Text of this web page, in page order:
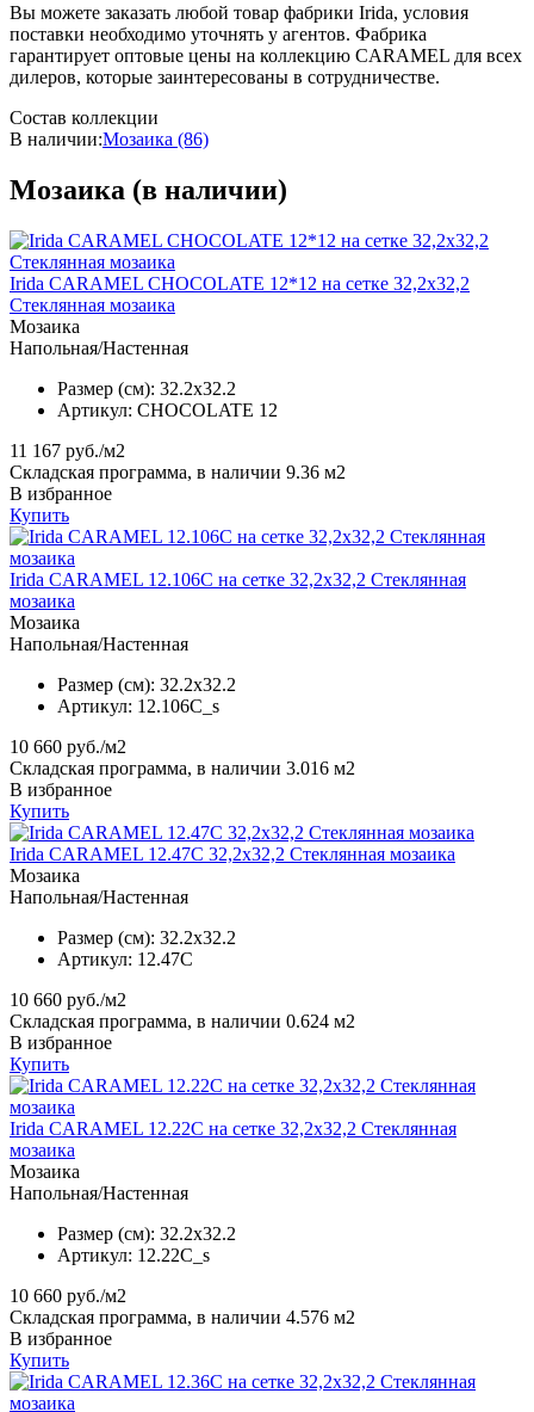
Вы можете заказать любой товар фабрики Irida, условия
поставки необходимо уточнять у агентов. Фабрика
гарантирует оптовые цены на коллекцию CARAMEL для всех
дилеров, которые заинтересованы в сотрудничестве.
Состав коллекции
В наличии:Мозаика (86)
Мозаика (в наличии)
Irida CARAMEL CHOCOLATE 12*12 на сетке 32,2x32,2
Стеклянная мозаика
Мозаика
Напольная/Настенная
Размер (см): 32.2x32.2
Артикул: CHOCOLATE 12
11 167 руб./м2
Складская программа, в наличии 9.36 м2
В избранное
Купить
Irida CARAMEL 12.106C на сетке 32,2x32,2 Стеклянная
мозаика
Мозаика
Напольная/Настенная
Размер (см): 32.2x32.2
Артикул: 12.106C_s
10 660 руб./м2
Складская программа, в наличии 3.016 м2
В избранное
Купить
Irida CARAMEL 12.47C 32,2x32,2 Стеклянная мозаика
Мозаика
Напольная/Настенная
Размер (см): 32.2x32.2
Артикул: 12.47C
10 660 руб./м2
Складская программа, в наличии 0.624 м2
В избранное
Купить
Irida CARAMEL 12.22C на сетке 32,2x32,2 Стеклянная
мозаика
Мозаика
Напольная/Настенная
Размер (см): 32.2x32.2
Артикул: 12.22C_s
10 660 руб./м2
Складская программа, в наличии 4.576 м2
В избранное
Купить